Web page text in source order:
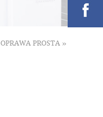
OPRAWA PROSTA »